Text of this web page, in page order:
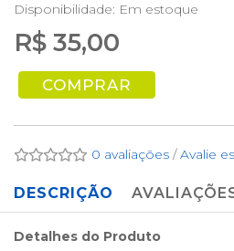
Disponibilidade: Em estoque
R$ 35,00
COMPRAR
0 avaliações /Avalie
DESCRIÇÃO
Detalhes do Produto